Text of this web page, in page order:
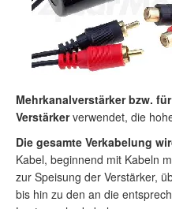
Mehrkanalverstärker bzw.
Verstärkerverwendet, die
Die gesamte Verkabelung
Kabel, beginnend mit Kabeln
zur Speisung der Verstärker,
bis hin zu den an die